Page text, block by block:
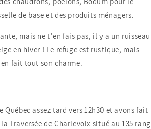
de base et des produits ménagers.
mais ne t'en fais pas, il y a un ruisseau
en hiver ! Le refuge est rustique, mais
fait tout son charme.
Québec assez tard vers 12h30 et avons fait
Traversée de Charlevoix situé au 135 rang